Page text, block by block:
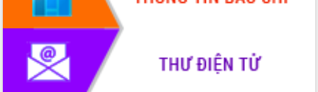
Đắk Lắk đẩy mạnh nuôi biển công
nghệ, hướng tới phát triển thủy sản
Tập huấn nâng cao năng lực triển khai
chuyển đổi số cho cán bộ, công chức
cấp xã